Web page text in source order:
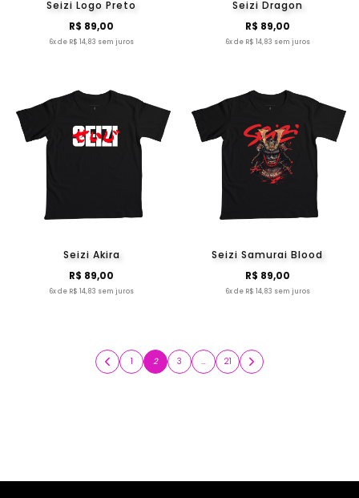
Seizi Logo Preto
R$ 89,00
6x de R$ 14,83 sem juros
Seizi Dragon
R$ 89,00
6x de R$ 14,83 sem juros
Seizi Akira
R$ 89,00
6x de R$ 14,83 sem juros
Seizi Samurai Blood
R$ 89,00
6x de R$ 14,83 sem juros
1 2 3 … 21